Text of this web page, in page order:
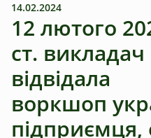
14.02.2024
12 лютого
ст.
відвідала
воркшоп
підприємця,